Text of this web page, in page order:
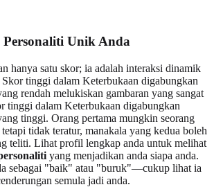
Unik Anda
hanya satu skor; ia adalah interaksi dinamik
tinggi dalam Keterbukaan digabungkan
rendah melukiskan gambaran yang sangat
tinggi dalam Keterbukaan digabungkan
tinggi. Orang pertama mungkin seorang
tidak teratur, manakala yang kedua boleh
teliti. Lihat profil lengkap anda untuk melihat
yang menjadikan anda siapa anda.
sebagai "baik" atau "buruk"—cukup lihat ia
semula jadi anda.